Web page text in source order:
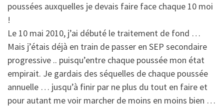
poussées auxquelles je devais faire face chaque 10 moi
!
Le 10 mai 2010, j’ai débuté le traitement de fond …
Mais j’étais déjà en train de passer en SEP secondaire
progressive .. puisqu’entre chaque poussée mon état
empirait. Je gardais des séquelles de chaque poussée
annuelle … jusqu’à finir par ne plus du tout en faire et
pour autant me voir marcher de moins en moins bien …